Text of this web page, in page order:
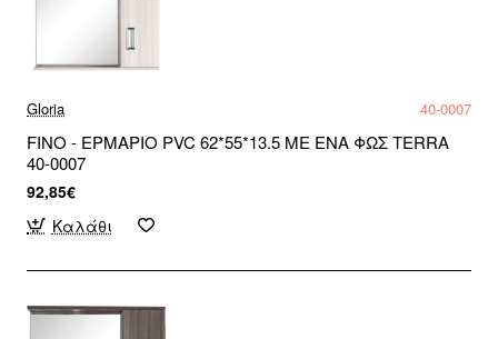
Gloria 40-0007
FINO - ΕΡΜΑΡΙΟ PVC 62*55*13.5 ΜΕ ΕΝΑ ΦΩΣ TERRA
40-0007
92,85€
Καλάθι